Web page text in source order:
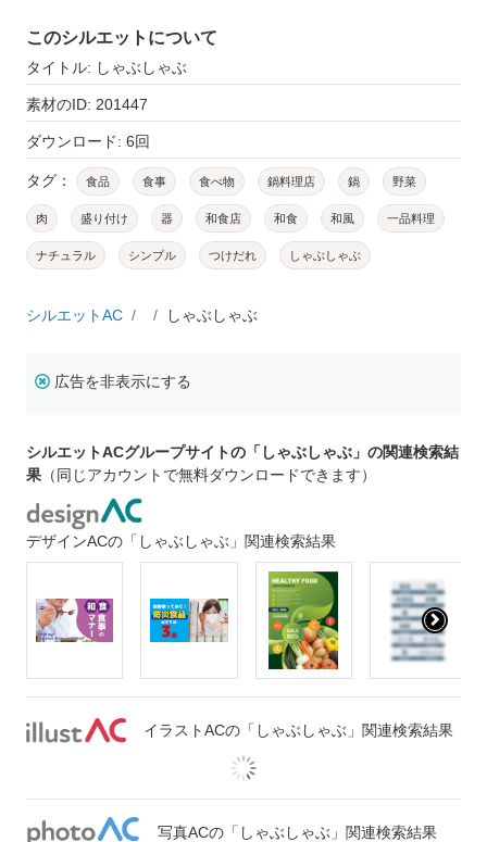
このシルエットについて
タイトル: しゃぶしゃぶ
素材のID: 201447
ダウンロード: 6回
タグ： 食品 食事 食べ物 鍋料理店 鍋 野菜
肉 盛り付け 器 和食店 和食 和風 一品料理
ナチュラル シンプル つけだれ しゃぶしゃぶ
シルエットAC しゃぶしゃぶ
広告を非表示にする
シルエットACグループサイトの「しゃぶしゃぶ」の関連検索結
果 （同じアカウントで無料ダウンロードできます）
デザインACの「しゃぶしゃぶ」関連検索結果
イラストACの「しゃぶしゃぶ」関連検索結果
写真ACの「しゃぶしゃぶ」関連検索結果